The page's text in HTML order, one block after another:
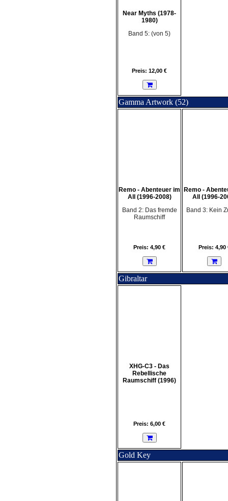
Near Myths (1978-
1980)
Band 5: (von 5)
Preis: 12,00 €
Gamma Artwork (52)
Remo - Abenteuer im
All (1996-2008)
Band 2: Das fremde
Raumschiff
Preis: 4,90 €
Remo -
All (1996-
Band 3: Kein
Preis: 4,90
Gibraltar
XHG-C3 - Das
Rebellische
Raumschiff (1996)
Preis: 6,00 €
Gold Key